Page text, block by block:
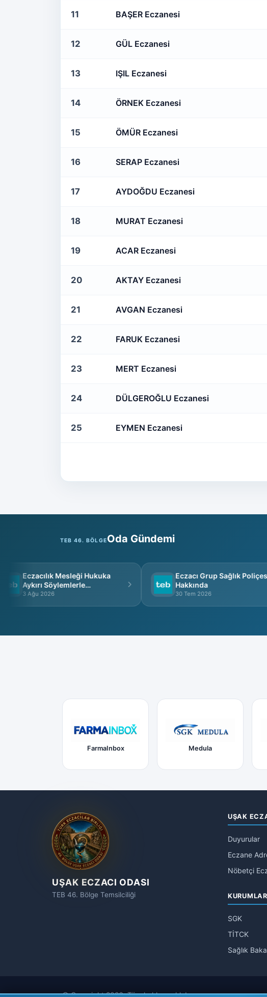
11 BAŞER Eczanesi
12 GÜL Eczanesi
13 IŞIL Eczanesi
14 ÖRNEK Eczanesi
15 ÖMÜR Eczanesi
16 SERAP Eczanesi
17 AYDOĞDU Eczanesi
18 MURAT Eczanesi
19 ACAR Eczanesi
20 AKTAY Eczanesi
21 AVGAN Eczanesi
22 FARUK Eczanesi
23 MERT Eczanesi
24 DÜLGEROĞLU Eczanesi
25 EYMEN Eczanesi
TEB 46. BÖLGEOda Gündemi
Eczacılık Mesleği Hukuka
Aykırı Söylemlerle
İtibarsızlaştırılamaz
3 Ağu 2026
Eczacı Grup Sağlık Poliçesi
Hakkında
30 Tem 2026
FarmaInbox Medula
UŞAK ECZACI ODASI
TEB 46. Bölge Temsilciliği
UŞAK
Duyurular
Eczane
Nöbetçi
KURUMLAR
SGK
TİTCK
Sağlık
© Copyright 2026, Tüm hakları saklıdır.